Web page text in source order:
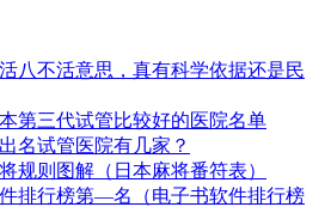
八不活意思，真有科学依据还是民
第三代试管比较好的医院名单
名试管医院有几家？
规则图解（日本麻将番符表）
排行榜第—名（电子书软件排行榜